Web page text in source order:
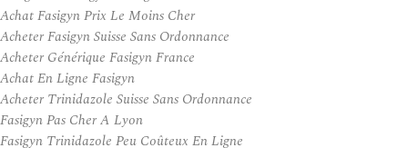
Achat Fasigyn Prix Le Moins Cher
Acheter Fasigyn Suisse Sans Ordonnance
Acheter Générique Fasigyn France
Achat En Ligne Fasigyn
Acheter Trinidazole Suisse Sans Ordonnance
Fasigyn Pas Cher A Lyon
Fasigyn Trinidazole Peu Coûteux En Ligne